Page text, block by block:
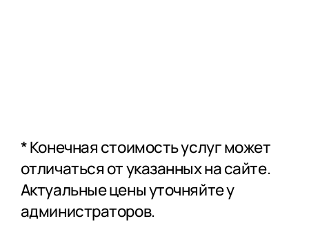
оплодотворение
* Конечная стоимость услуг может
отличаться от указанных на сайте.
Актуальные цены уточняйте у
администраторов.